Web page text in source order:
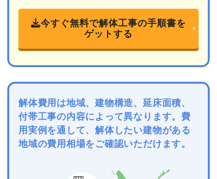
今すぐ無料で解体工事の手順書を
ゲットする
解体費用は地域、建物構造、延床面積、
付帯工事の内容によって異なります。費
用実例を通して、解体したい建物がある
地域の費用相場をご確認いただけます。